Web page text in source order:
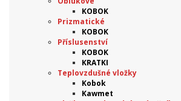
KOBOK
Prizmatické
KOBOK
Příslusenství
KOBOK
KRATKI
Teplovzdušné vložky
Kobok
Kawmet